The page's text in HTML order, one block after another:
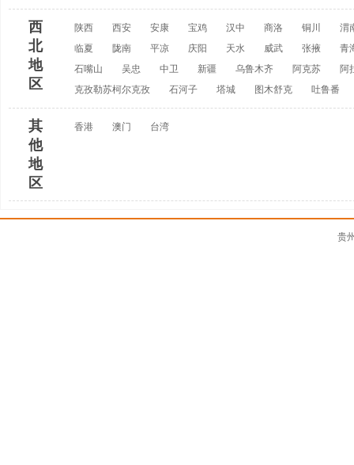
西
北
地
区
陕西 西安 安康 宝鸡 汉中 商洛 铜川
渭
临夏
陇南 平凉 庆阳 天水 威武 张掖
青
石嘴山
吴忠 中卫 新疆 乌鲁木齐 阿克苏
阿
克孜勒苏柯尔克孜
石河子 塔城 图木舒克 吐鲁番
其
他
地
区
香港 澳门 台湾
贵